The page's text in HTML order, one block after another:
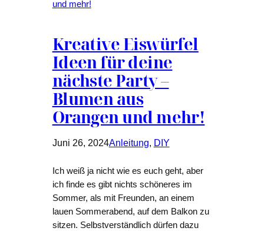
Kreative Eiswürfel
Ideen für deine
nächste Party –
Blumen aus
Orangen und mehr!
Juni 26, 2024Anleitung, DIY
Ich weiß ja nicht wie es euch geht, aber
ich finde es gibt nichts schöneres im
Sommer, als mit Freunden, an einem
lauen Sommerabend, auf dem Balkon zu
sitzen. Selbstverständlich dürfen dazu